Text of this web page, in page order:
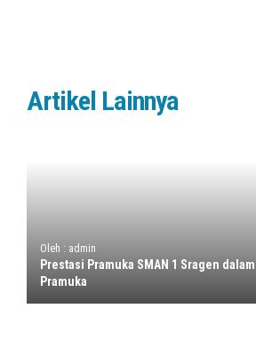
Artikel Lainnya
Oleh : admin
Prestasi Pramuka SMAN 1 Sragen
Pramuka